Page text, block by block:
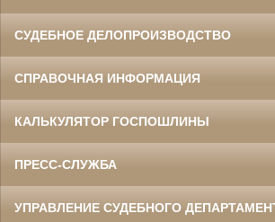
СУДЕБНОЕ ДЕЛОПРОИЗВОДСТВО
СПРАВОЧНАЯ ИНФОРМАЦИЯ
КАЛЬКУЛЯТОР ГОСПОШЛИНЫ
ПРЕСС-СЛУЖБА
УПРАВЛЕНИЕ СУДЕБНОГО